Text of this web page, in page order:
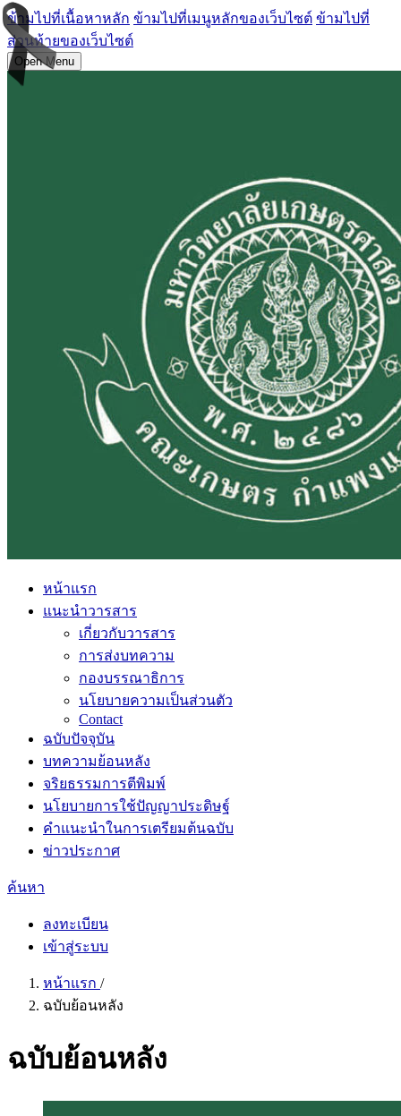
ข้ามไปที่เนื้อหาหลัก ข้ามไปที่เมนูหลักของเว็บไซต์ ข้ามไปที่
ส่วนท้ายของเว็บไซต์
Open Menu
หน้าแรก
แนะนำวารสาร
เกี่ยวกับวารสาร
การส่งบทความ
กองบรรณาธิการ
นโยบายความเป็นส่วนตัว
Contact
ฉบับปัจจุบัน
บทความย้อนหลัง
จริยธรรมการตีพิมพ์
นโยบายการใช้ปัญญาประดิษฐ์
คำแนะนำในการเตรียมต้นฉบับ
ข่าวประกาศ
ค้นหา
ลงทะเบียน
เข้าสู่ระบบ
หน้าแรก /
ฉบับย้อนหลัง
ฉบับย้อนหลัง